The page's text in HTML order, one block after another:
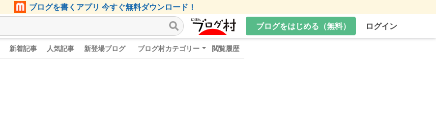
ブログを書くアプリ 今すぐ無料ダウンロード！
ブログをはじめる（無料）
ログイン
新着記事 人気記事 新登場ブログ ブログ村カテゴリー 閲覧履歴